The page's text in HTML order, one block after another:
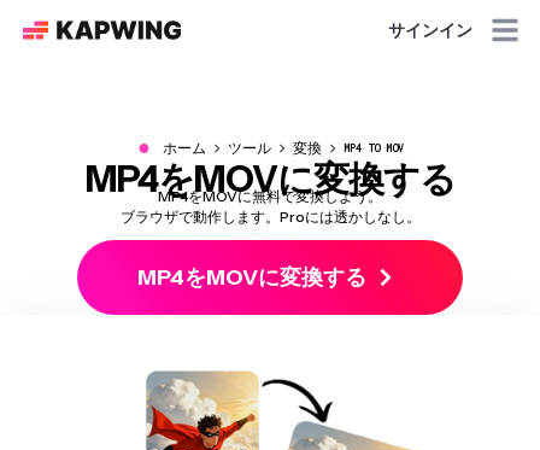
サインイン
● ホーム ツール 変換 MP4 TO MOV
MP4をMOVに変換する
MP4をMOVに無料で変換しよう。
ブラウザで動作します。Proには透かしなし。
MP4をMOVに変換する